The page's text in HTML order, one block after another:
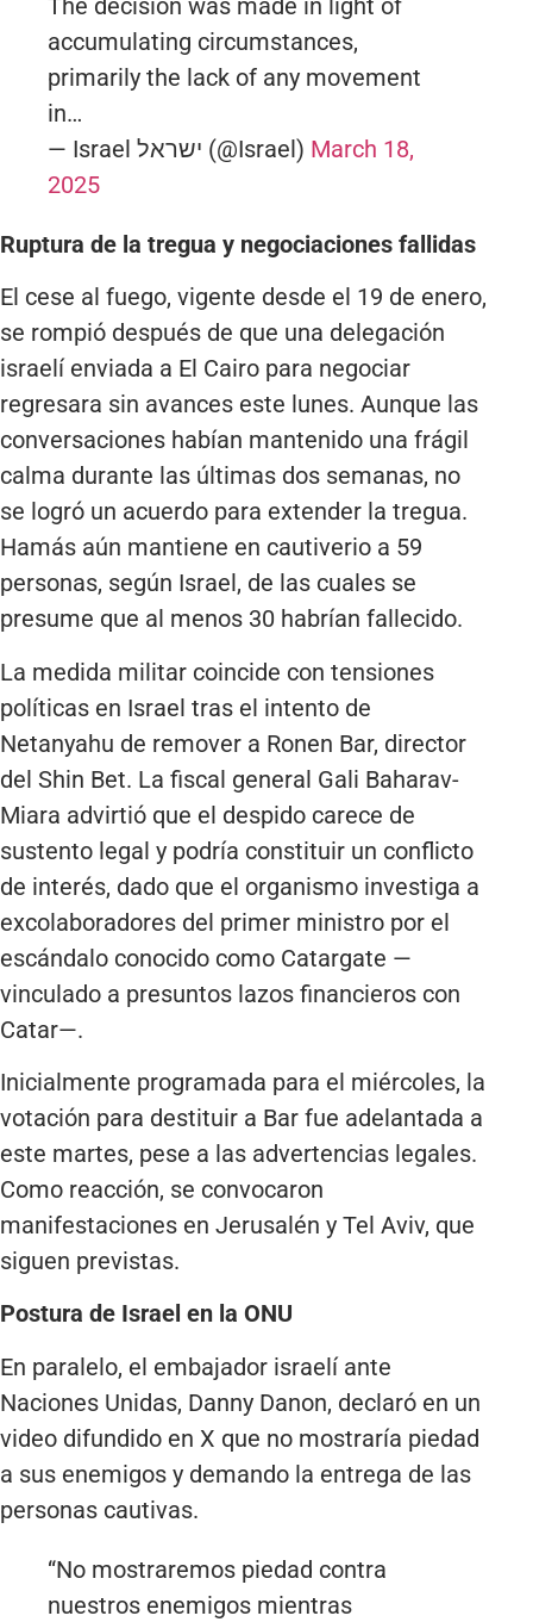
The decision was made in light of
accumulating circumstances,
primarily the lack of any movement
in…
— Israel ישראל (@Israel) March 18,
2025
Ruptura de la tregua y negociaciones fallidas
El cese al fuego, vigente desde el 19 de enero,
se rompió después de que una delegación
israelí enviada a El Cairo para negociar
regresara sin avances este lunes. Aunque las
conversaciones habían mantenido una frágil
calma durante las últimas dos semanas, no
se logró un acuerdo para extender la tregua.
Hamás aún mantiene en cautiverio a 59
personas, según Israel, de las cuales se
presume que al menos 30 habrían fallecido.
La medida militar coincide con tensiones
políticas en Israel tras el intento de
Netanyahu de remover a Ronen Bar, director
del Shin Bet. La fiscal general Gali Baharav-
Miara advirtió que el despido carece de
sustento legal y podría constituir un conflicto
de interés, dado que el organismo investiga a
excolaboradores del primer ministro por el
escándalo conocido como Catargate —
vinculado a presuntos lazos financieros con
Catar—.
Inicialmente programada para el miércoles, la
votación para destituir a Bar fue adelantada a
este martes, pese a las advertencias legales.
Como reacción, se convocaron
manifestaciones en Jerusalén y Tel Aviv, que
siguen previstas.
Postura de Israel en la ONU
En paralelo, el embajador israelí ante
Naciones Unidas, Danny Danon, declaró en un
video difundido en X que no mostraría piedad
a sus enemigos y demando la entrega de las
personas cautivas.
“No mostraremos piedad contra
nuestros enemigos mientras